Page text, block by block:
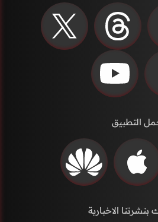
التطبيق
بنشرتنا الاخبارية